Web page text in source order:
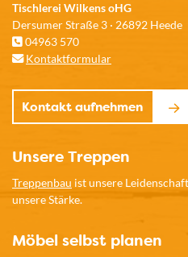
Tischlerei Wilkens oHG
Dersumer Straße 3 · 26892 Heede
04963 570
Kontaktformular
Kontakt aufnehmen
Unsere Treppen
Treppenbau ist unsere
unsere Stärke.
Möbel selbst planen